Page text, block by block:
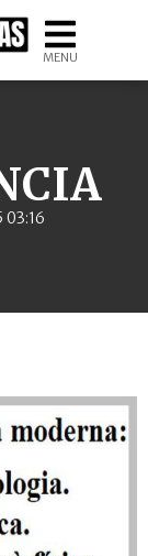
MENU
03:16